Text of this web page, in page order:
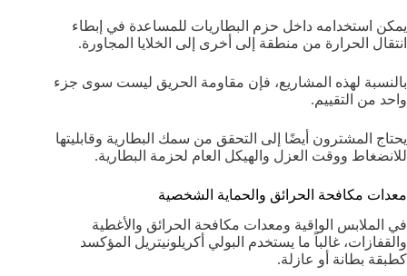
يمكن استخدامه داخل حزم البطاريات للمساعدة في إبطاء
انتقال الحرارة من منطقة إلى أخرى إلى الخلايا المجاورة.
بالنسبة لهذه المشاريع، فإن مقاومة الحريق ليست سوى جزء
واحد من التقييم.
يحتاج المشترون أيضًا إلى التحقق من سمك البطارية وقابليتها
للانضغاط ووقت العزل والهيكل العام لحزمة البطارية.
معدات مكافحة الحرائق والحماية الشخصية
في الملابس الواقية ومعدات مكافحة الحرائق والأغطية
والقفازات، غالباً ما يستخدم البولي أكريلونيتريل المؤكسد
كطبقة بطانة أو عازلة.